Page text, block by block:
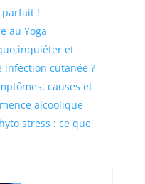
!
au Yoga
et
infection cutanée ?
causes et
alcoolique
stress : ce que